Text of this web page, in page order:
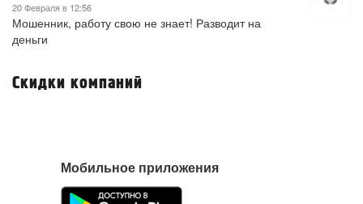
20 Февраля в 12:56
Мошенник, работу свою не знает! Разводит на
деньги
Скидки компаний
Мобильное приложения